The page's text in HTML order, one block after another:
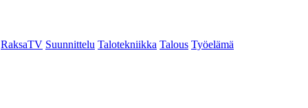
RaksaTV Suunnittelu Talotekniikka Talous Työelämä